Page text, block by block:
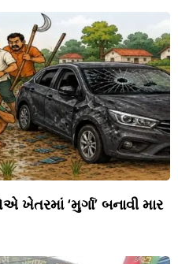
ખેતરમાં ‘મુર્ગા’ બનાવી માર